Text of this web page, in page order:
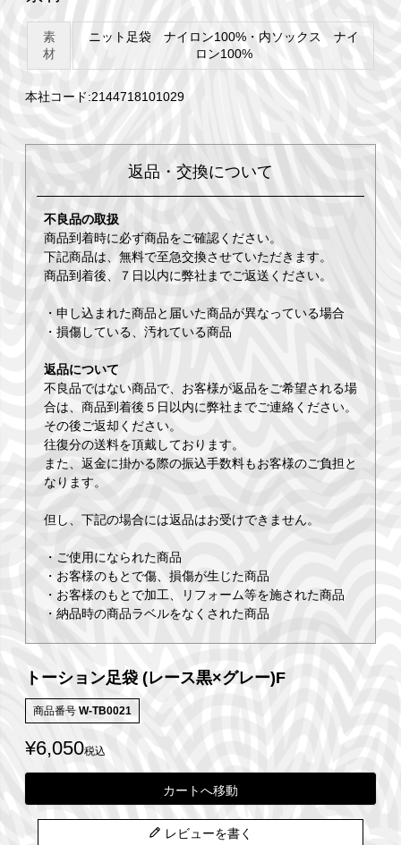
素
材
ニット足袋 ナイロン100%・内ソックス ナイ
ロン100%
本社コード:2144718101029
返品・交換について
不良品の取扱
商品到着時に必ず商品をご確認ください。
下記商品は、無料で至急交換させていただきます。
商品到着後、７日以内に弊社までご返送ください。
・申し込まれた商品と届いた商品が異なっている場合
・損傷している、汚れている商品
返品について
不良品ではない商品で、お客様が返品をご希望される場
合は、商品到着後５日以内に弊社までご連絡ください。
その後ご返却ください。
往復分の送料を頂戴しております。
また、返金に掛かる際の振込手数料もお客様のご負担と
なります。
但し、下記の場合には返品はお受けできません。
・ご使用になられた商品
・お客様のもとで傷、損傷が生じた商品
・お客様のもとで加工、リフォーム等を施された商品
・納品時の商品ラベルをなくされた商品
トーション足袋 (レース黒×グレー)F
商品番号 W-TB0021
¥6,050税込
カートへ移動
レビューを書く